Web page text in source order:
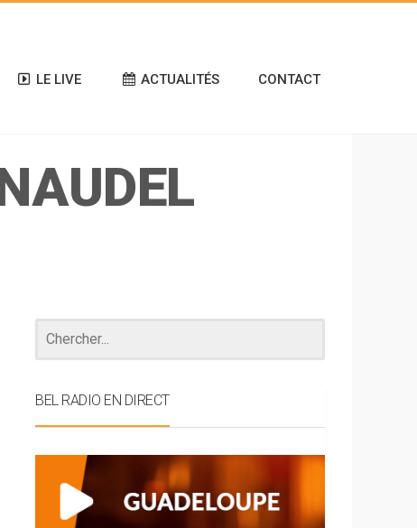
LE LIVE ACTUALITÉS CONTACT
BEL RADIO EN DIRECT